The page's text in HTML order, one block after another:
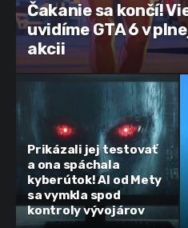
Čakanie sa končí!
uvidíme GTA 6 v
akcii
Prikázali jej testovať
a ona spáchala
kyberútok! AI od Mety
sa vymkla spod
kontroly vývojárov